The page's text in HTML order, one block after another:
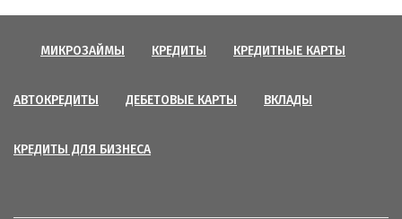
МИКРОЗАЙМЫ КРЕДИТЫ КРЕДИТНЫЕ КАРТЫ
АВТОКРЕДИТЫ ДЕБЕТОВЫЕ КАРТЫ ВКЛАДЫ
КРЕДИТЫ ДЛЯ БИЗНЕСА